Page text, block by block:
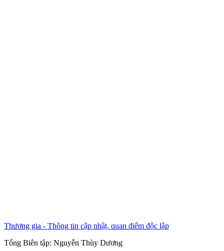
Thương gia - Thông tin cập nhật, quan điểm độc lập
Tổng Biên tập: Nguyễn Thùy Dương